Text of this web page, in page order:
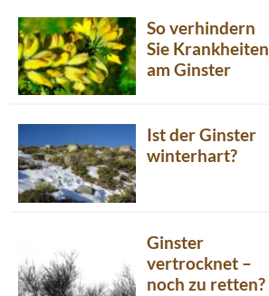
So verhindern
Sie Krankheiten
am Ginster
Ist der Ginster
winterhart?
Ginster
vertrocknet –
noch zu retten?